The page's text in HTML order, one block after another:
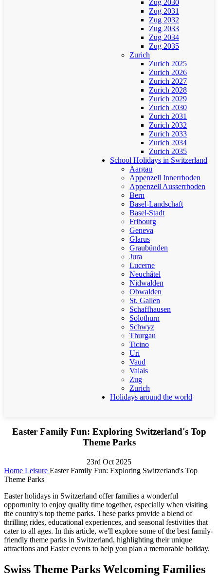
Zug 2030
Zug 2031
Zug 2032
Zug 2033
Zug 2034
Zug 2035
Zurich
Zurich 2025
Zurich 2026
Zurich 2027
Zurich 2028
Zurich 2029
Zurich 2030
Zurich 2031
Zurich 2032
Zurich 2033
Zurich 2034
Zurich 2035
School Holidays in Switzerland
Aargau
Appenzell Innerrhoden
Appenzell Ausserrhoden
Bern
Basel-Landschaft
Basel-Stadt
Fribourg
Geneva
Glarus
Graubünden
Jura
Lucerne
Neuchâtel
Nidwalden
Obwalden
St. Gallen
Schaffhausen
Solothurn
Schwyz
Thurgau
Ticino
Uri
Vaud
Valais
Zug
Zurich
Holidays around the world
Easter Family Fun: Exploring Switzerland's Top
Theme Parks
23rd Oct 2025
Home Leisure Easter Family Fun: Exploring Switzerland's Top
Theme Parks
Easter holidays in Switzerland offer families a wonderful
opportunity to enjoy quality time together, especially when visiting
the country's top theme parks. These parks provide a blend of
thrilling rides, educational experiences, and seasonal festivities that
cater to all ages. In this article, we'll explore some of the best family-
friendly theme parks in Switzerland, highlighting their unique
attractions and Easter events to help you plan a memorable holiday.
Swiss Theme Parks Welcoming Families